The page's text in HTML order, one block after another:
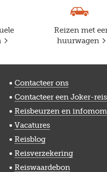
Reizen met
huurwagen
Contacteer ons
Contacteer een Joker-
Reisbeurzen en
Vacatures
Reisblog
Reisverzekering
Reiswaardebon